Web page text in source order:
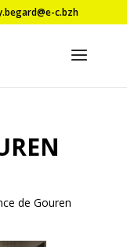
c.bzh
de Gouren